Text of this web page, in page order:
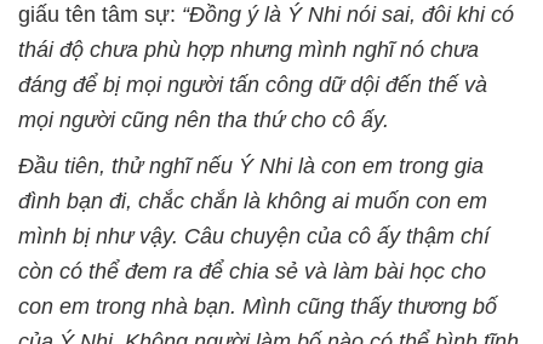
giấu tên tâm sự: “Đồng ý là Ý Nhi nói sai, đôi khi có
thái độ chưa phù hợp nhưng mình nghĩ nó chưa
đáng để bị mọi người tấn công dữ dội đến thế và
mọi người cũng nên tha thứ cho cô ấy.
Đầu tiên, thử nghĩ nếu Ý Nhi là con em trong gia
đình bạn đi, chắc chắn là không ai muốn con em
mình bị như vậy. Câu chuyện của cô ấy thậm chí
còn có thể đem ra để chia sẻ và làm bài học cho
con em trong nhà bạn. Mình cũng thấy thương bố